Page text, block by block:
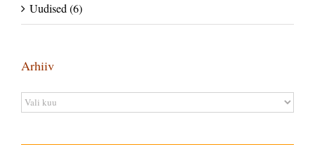
Uudised (6)
Arhiiv
Arhiiv